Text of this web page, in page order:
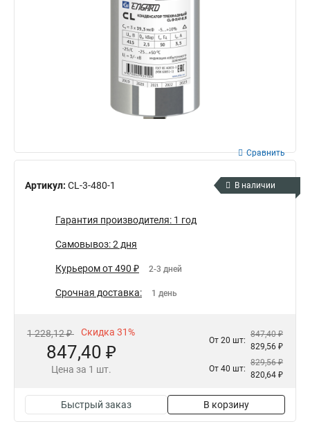
Артикул: CL-3-480-1
Сравнить
В наличии
Гарантия производителя: 1 год
Самовывоз: 2 дня
Курьером от 490 ₽ 2-3 дней
Срочная доставка: 1 день
1 228,12 ₽ Скидка 31%
847,40 ₽
Цена за 1 шт.
От 20 шт:
847,40 ₽
829,56 ₽
От 40 шт:
829,56 ₽
820,64 ₽
Быстрый заказ В корзину